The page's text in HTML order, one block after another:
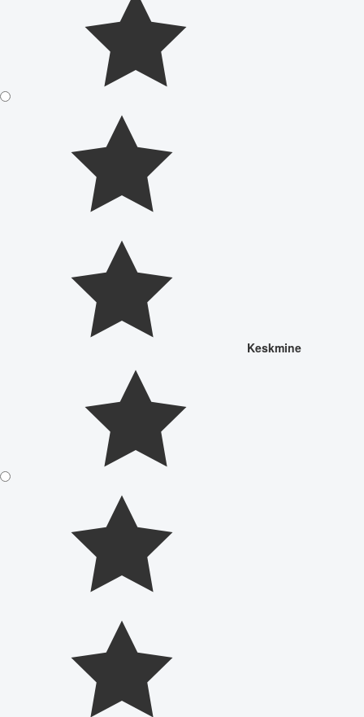
Keskmine